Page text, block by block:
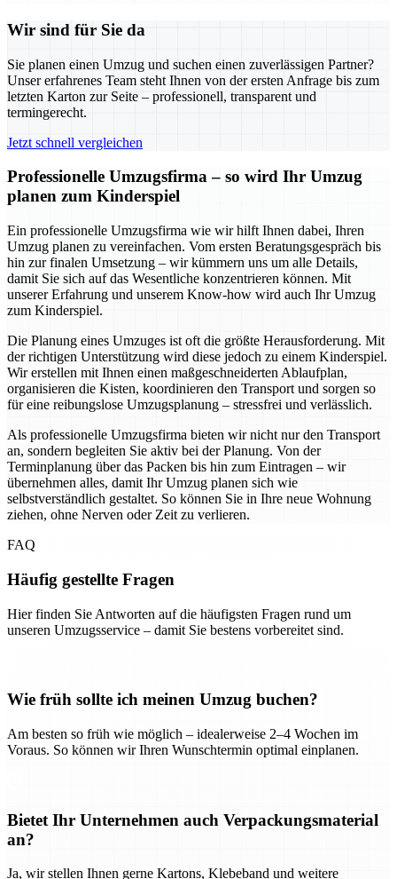
Wir sind für Sie da
Sie planen einen Umzug und suchen einen zuverlässigen Partner?
Unser erfahrenes Team steht Ihnen von der ersten Anfrage bis zum
letzten Karton zur Seite – professionell, transparent und
termingerecht.
Jetzt schnell vergleichen
Professionelle Umzugsfirma – so wird Ihr Umzug
planen zum Kinderspiel
Ein professionelle Umzugsfirma wie wir hilft Ihnen dabei, Ihren
Umzug planen zu vereinfachen. Vom ersten Beratungsgespräch bis
hin zur finalen Umsetzung – wir kümmern uns um alle Details,
damit Sie sich auf das Wesentliche konzentrieren können. Mit
unserer Erfahrung und unserem Know-how wird auch Ihr Umzug
zum Kinderspiel.
Die Planung eines Umzuges ist oft die größte Herausforderung. Mit
der richtigen Unterstützung wird diese jedoch zu einem Kinderspiel.
Wir erstellen mit Ihnen einen maßgeschneiderten Ablaufplan,
organisieren die Kisten, koordinieren den Transport und sorgen so
für eine reibungslose Umzugsplanung – stressfrei und verlässlich.
Als professionelle Umzugsfirma bieten wir nicht nur den Transport
an, sondern begleiten Sie aktiv bei der Planung. Von der
Terminplanung über das Packen bis hin zum Eintragen – wir
übernehmen alles, damit Ihr Umzug planen sich wie
selbstverständlich gestaltet. So können Sie in Ihre neue Wohnung
ziehen, ohne Nerven oder Zeit zu verlieren.
FAQ
Häufig gestellte Fragen
Hier finden Sie Antworten auf die häufigsten Fragen rund um
unseren Umzugsservice – damit Sie bestens vorbereitet sind.
Wie früh sollte ich meinen Umzug buchen?
Am besten so früh wie möglich – idealerweise 2–4 Wochen im
Voraus. So können wir Ihren Wunschtermin optimal einplanen.
Bietet Ihr Unternehmen auch Verpackungsmaterial
an?
Ja, wir stellen Ihnen gerne Kartons, Klebeband und weitere